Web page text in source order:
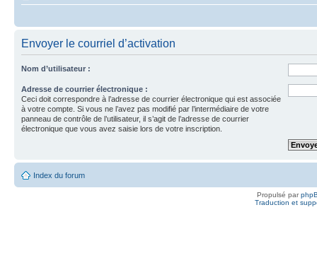
Envoyer le courriel d’activation
Nom d’utilisateur :
Adresse de courrier électronique :
Ceci doit correspondre à l’adresse de courrier électronique qui est associée
à votre compte. Si vous ne l’avez pas modifié par l’intermédiaire de votre
panneau de contrôle de l’utilisateur, il s’agit de l’adresse de courrier
électronique que vous avez saisie lors de votre inscription.
Index du forum
Propulsé par
Traduction et